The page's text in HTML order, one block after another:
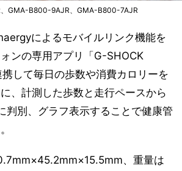
GMA-B800-9AJR、GMA-B800-7AJR
によるモバイルリンク機能を
ンの専用アプリ「G-SHOCK
して毎日の歩数や消費カロリーを
、計測した歩数と走行ペースから
判別、グラフ表示することで健康管
、重量は